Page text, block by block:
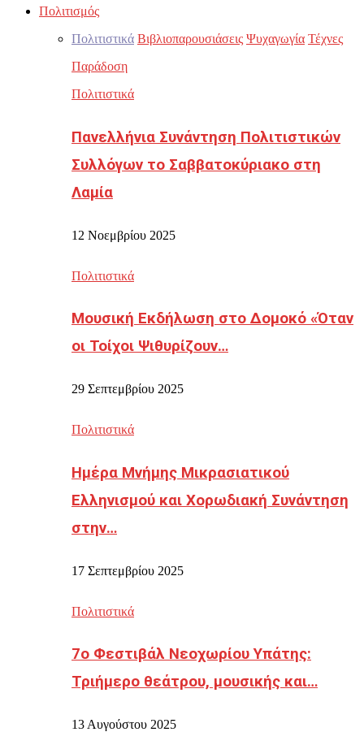
Πολιτισμός
Πολιτιστικά Βιβλιοπαρουσιάσεις Ψυχαγωγία Τέχνες
Παράδοση
Πολιτιστικά
Πανελλήνια Συνάντηση Πολιτιστικών
Συλλόγων το Σαββατοκύριακο στη
Λαμία
12 Νοεμβρίου 2025
Πολιτιστικά
Μουσική Εκδήλωση στο Δομοκό «Όταν
οι Τοίχοι Ψιθυρίζουν…
29 Σεπτεμβρίου 2025
Πολιτιστικά
Ημέρα Μνήμης Μικρασιατικού
Ελληνισμού και Χορωδιακή Συνάντηση
στην…
17 Σεπτεμβρίου 2025
Πολιτιστικά
7ο Φεστιβάλ Νεοχωρίου Υπάτης:
Τριήμερο θεάτρου, μουσικής και…
13 Αυγούστου 2025